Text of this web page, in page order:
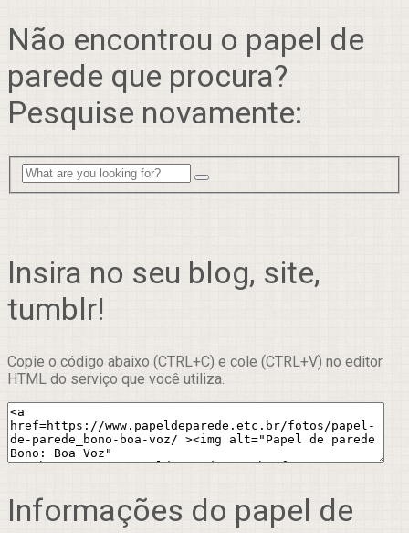
Não encontrou o papel de
parede que procura?
Pesquise novamente:
Insira no seu blog, site,
tumblr!
Copie o código abaixo (CTRL+C) e cole (CTRL+V) no editor
HTML do serviço que você utiliza.
Informações do papel de